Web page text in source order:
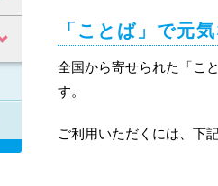
「ことば」で元
全国から寄せられた「こ
す。
ご利用いただくには、下